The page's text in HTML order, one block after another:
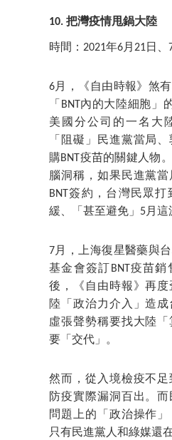
10. 把灣疫情甩鍋大陸
時間：2021年6月21日、
6月，《自由時報》煞
「BNT內的大陸細胞」
美國分公司的一名大
「阻礙」民進黨當局
購BNT疫苗的關鍵人物
腦洞稱，如果民進黨
BNT簽約，台灣民眾
緩、「甚至避免」5月這
7月，上海復星醫藥與
基金會簽訂BNT疫苗
後，《自由時報》再
陸「政治力介入」造
虛張聲勢稱要找大陸
要「交代」。
然而，從入境檢疫不
防疫實際漏洞百出。
問題上的「政治操作」
只有民進黨人和綠媒還